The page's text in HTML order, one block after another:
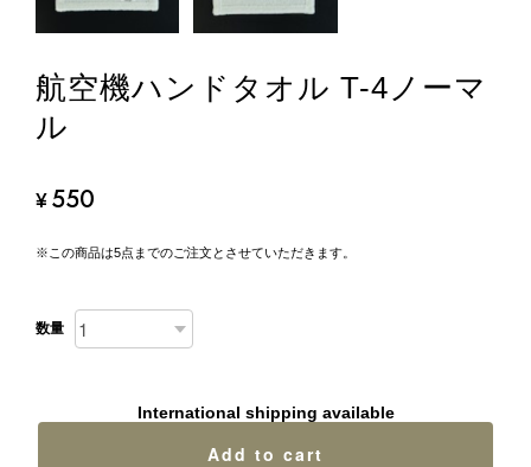
航空機ハンドタオル T-4ノーマ
ル
¥550
※この商品は5点までのご注文とさせていただきます。
数量
International shipping available
Add to cart